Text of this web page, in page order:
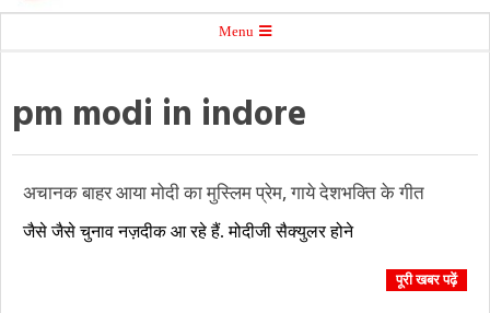
Knocking
News
Menu
pm modi in indore
अचानक बाहर आया मोदी का मुस्लिम प्रेम, गाये देशभक्ति के गीत
09-
जैसे जैसे चुनाव नज़दीक आ रहे हैं. मोदीजी सैक्युलर होने
पूरी खबर पढ़ें